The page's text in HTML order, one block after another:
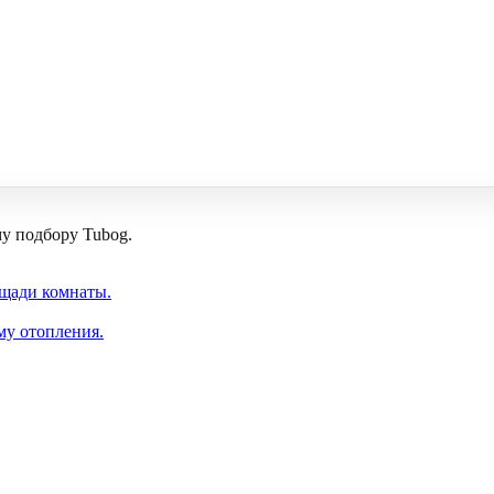
подбору Tubog.
комнаты.
отопления.